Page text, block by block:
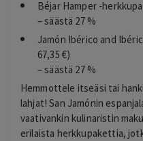
Béjar Hamper -
– säästä 27 %
Jamón Ibérico and
67,35 €)
– säästä 27 %
Hemmottele itseäsi tai
lahjat! San Jamónin
vaativankin kulinaristin
erilaista herkkupakettia,